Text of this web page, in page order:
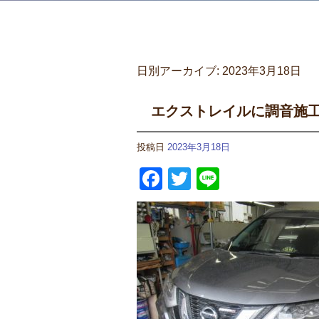
日別アーカイブ: 2023年3月18日
エクストレイルに調音施
投稿日 2023年3月18日
Facebook
Twitter